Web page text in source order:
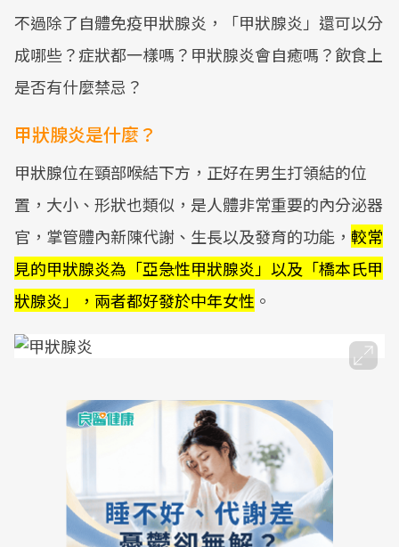
不過除了自體免疫甲狀腺炎，「甲狀腺炎」還可以分
成哪些？症狀都一樣嗎？甲狀腺炎會自癒嗎？飲食上
是否有什麼禁忌？
甲狀腺炎是什麼？
甲狀腺位在頸部喉結下方，正好在男生打領結的位
置，大小、形狀也類似，是人體非常重要的內分泌器
官，掌管體內新陳代謝、生長以及發育的功能， 較常
見的甲狀腺炎為「亞急性甲狀腺炎」以及「橋本氏甲
狀腺炎」，兩者都好發於中年女性 。